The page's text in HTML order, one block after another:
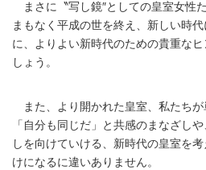
まさに〝写し鏡″としての皇室女性
まもなく平成の世を終え、新しい時
に、よりよい新時代のための貴重な
しょう。
また、より開かれた皇室、私たちが
「自分も同じだ」と共感のまなざし
しを向けていける、新時代の皇室を
けになるに違いありません。